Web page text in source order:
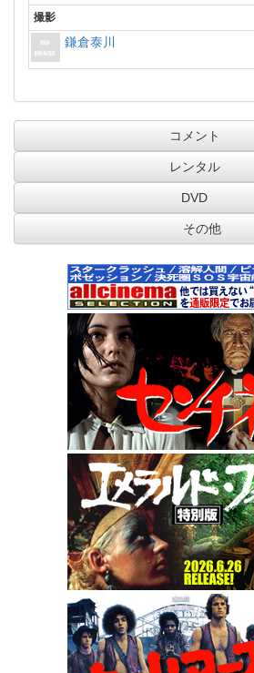
撮影
鎌倉泰川
コメント
レンタル
DVD
その他